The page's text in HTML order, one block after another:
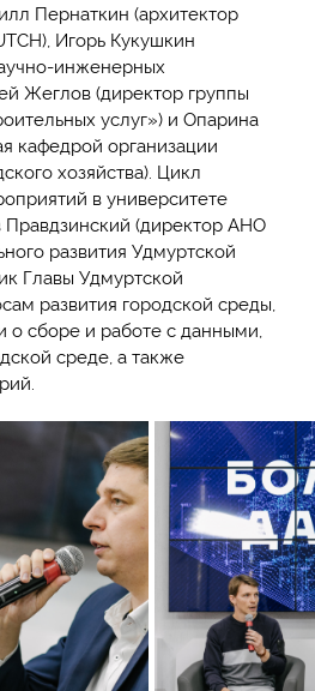
Пернаткин (архитектор
Игорь Кукушкин
инженерных
Жеглов (директор группы
услуг») и Опарина
кафедрой организации
хозяйства). Цикл
в университете
(директор АНО
развития Удмуртской
Главы Удмуртской
развития городской среды,
о сборе и работе с данными,
среде, а также